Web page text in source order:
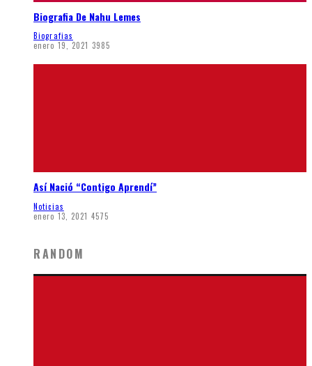
Biografia De Nahu Lemes
Biografias
enero 19, 2021 3985
Así Nació “Contigo Aprendí”
Noticias
enero 13, 2021 4575
RANDOM